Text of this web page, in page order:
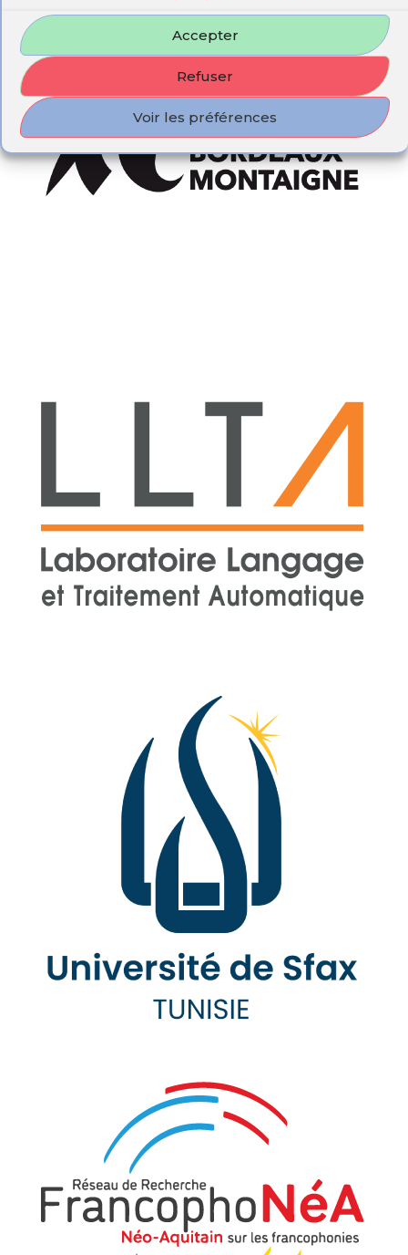
Accepter
Refuser
Voir les préférences